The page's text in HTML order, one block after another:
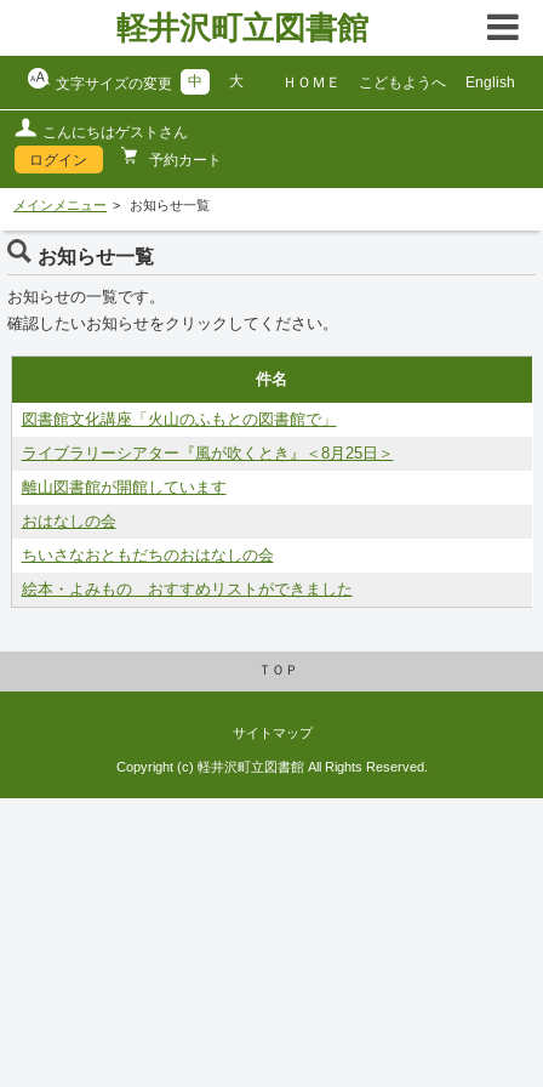
軽井沢町立図書館
文字サイズの変更 中 大 ＨＯＭＥ こどもようへ English
こんにちはゲストさん
ログイン
予約カート
メインメニュー お知らせ一覧
お知らせ一覧
お知らせの一覧です。
確認したいお知らせをクリックしてください。
件名
図書館文化講座「火山のふもとの図書館で」
ライブラリーシアター『風が吹くとき』＜8月25日＞
離山図書館が開館しています
おはなしの会
ちいさなおともだちのおはなしの会
絵本・よみもの おすすめリストができました
ＴＯＰ
サイトマップ
Copyright (c) 軽井沢町立図書館 All Rights Reserved.